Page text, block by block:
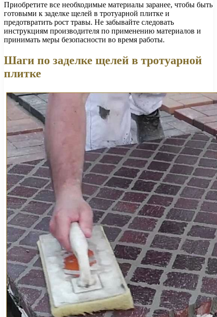
Приобретите все необходимые материалы заранее, чтобы быть
готовыми к заделке щелей в тротуарной плитке и
предотвратить рост травы. Не забывайте следовать
инструкциям производителя по применению материалов и
принимать меры безопасности во время работы.
Шаги по заделке щелей в тротуарной
плитке